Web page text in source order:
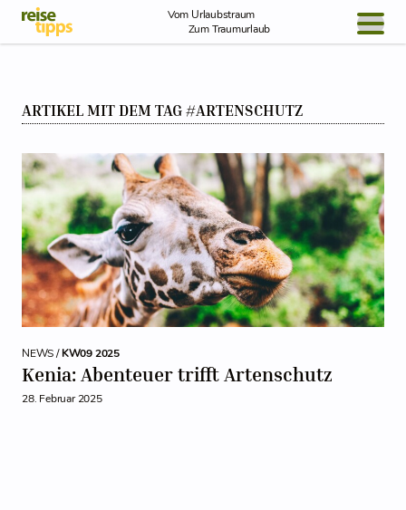
Skip to Content
Vom Urlaubstraum
Zum Traumurlaub
NEWS
ARTIKEL MIT DEM TAG #ARTENSCHUTZ
NEWS /KW09 2025
Kenia: Abenteuer trifft Artenschutz
28. Februar 2025